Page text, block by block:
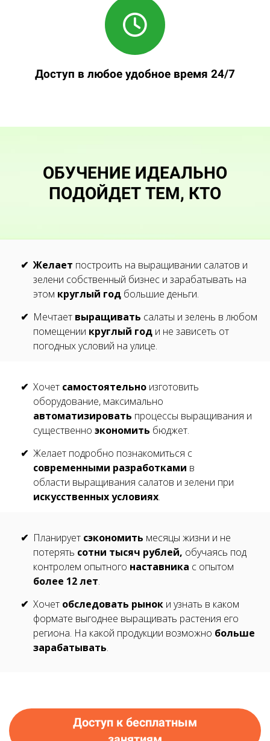
Доступ в любое удобное время 24/7
ОБУЧЕНИЕ ИДЕАЛЬНО
ПОДОЙДЕТ ТЕМ, КТО
Желает построить на выращивании салатов и
зелени собственный бизнес и зарабатывать на
этом круглый год большие деньги.
Мечтает выращивать салаты и зелень в любом
помещении круглый год и не зависеть от
погодных условий на улице.
Хочет самостоятельно изготовить
оборудование, максимально
автоматизировать процессы выращивания и
существенно экономить бюджет.
Желает подробно познакомиться с
современными разработками в
области выращивания салатов и зелени при
искусственных условиях.
Планирует сэкономить месяцы жизни и не
потерять сотни тысяч рублей, обучаясь под
контролем опытного наставника с опытом
более 12 лет.
Хочет обследовать рынок и узнать в каком
формате выгоднее выращивать растения его
региона. На какой продукции возможно больше
зарабатывать.
Доступ к бесплатным